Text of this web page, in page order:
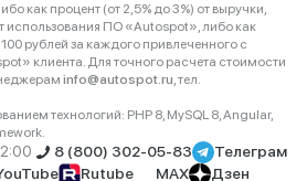
как процент (от 2,5% до 3%) от выручки,
использования ПО «Autospot», либо как
рублей за каждого привлеченного с
клиента. Для точного расчета стоимости
info@autospot.ru, тел.
технологий: PHP 8, MySQL 8, Angular,
8 (800) 302-05-83
Телеграм
Rutube MAX Дзен